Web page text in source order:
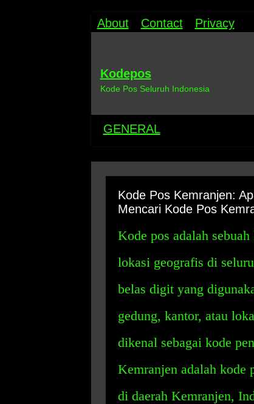
About Contact Privacy
Kodepos
Kode Pos Seluruh Indonesia
GENERAL
Kode Pos Kemranjen:
Mencari Kode Pos
Kode pos adalah
lokasi geografis di
belas digit yang
gedung, kantor, atau
dikenal sebagai kode
Kemranjen adalah kode
di daerah Kemranjen,